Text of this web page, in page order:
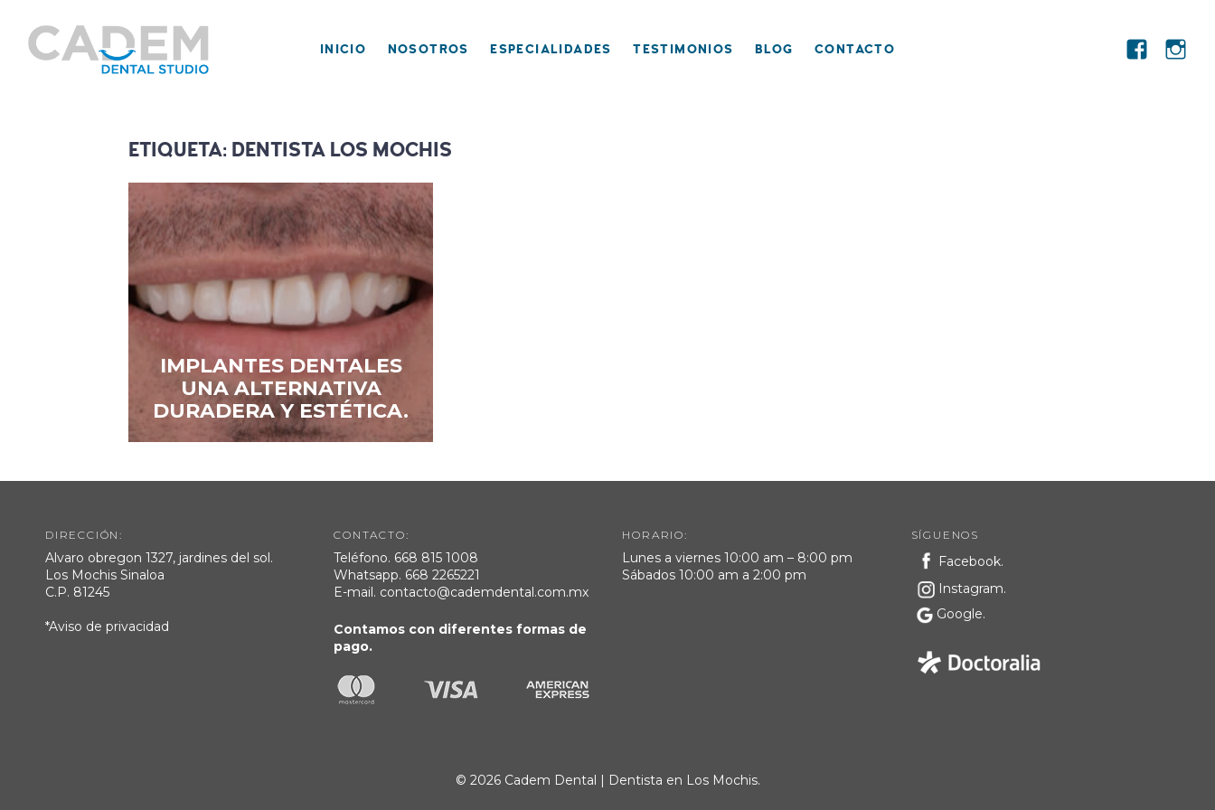
DENTISTA EN LOS MOCHIS. DISEÑO DE SONRISA, INVISALIGN, BRACKETS TRANSPARENTES, PERIODONCIA, ENDODONCIA, LIMPIEZA DENTAL, BLANQUEAMIENTO
DENTAL.
INICIO NOSOTROS ESPECIALIDADES TESTIMONIOS BLOG CONTACTO
ETIQUETA: DENTISTA LOS MOCHIS
IMPLANTES DENTALES
UNA ALTERNATIVA
DURADERA Y ESTÉTICA.
DIRECCIÓN:
Alvaro obregon 1327, jardines del sol.
Los Mochis Sinaloa
C.P. 81245
*Aviso de privacidad
CONTACTO:
Teléfono. 668 815 1008
Whatsapp. 668 2265221
E-mail. contacto@cademdental.com.mx
Contamos con diferentes formas de
pago.
HORARIO:
Lunes a viernes 10:00 am – 8:00 pm
Sábados 10:00 am a 2:00 pm
SÍGUENOS
Facebook.
Instagram.
Google.
© 2026 Cadem Dental | Dentista en Los Mochis.